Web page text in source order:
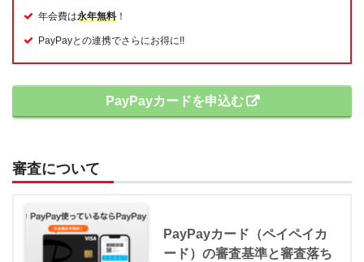
年会費は永年無料 ！
PayPayとの連携でさらにお得に!!
PayPayカードを申込む
審査について
PayPayカード（ペイペイカ
ード）の審査基準と審査落ち